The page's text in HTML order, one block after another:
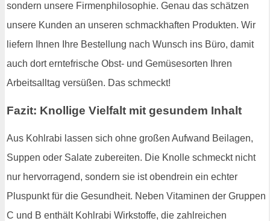
sondern unsere Firmenphilosophie. Genau das schätzen
unsere Kunden an unseren schmackhaften Produkten. Wir
liefern Ihnen Ihre Bestellung nach Wunsch ins Büro, damit
auch dort erntefrische Obst- und Gemüsesorten Ihren
Arbeitsalltag versüßen. Das schmeckt!
Fazit: Knollige Vielfalt mit gesundem Inhalt
Aus Kohlrabi lassen sich ohne großen Aufwand Beilagen,
Suppen oder Salate zubereiten. Die Knolle schmeckt nicht
nur hervorragend, sondern sie ist obendrein ein echter
Pluspunkt für die Gesundheit. Neben Vitaminen der Gruppen
C und B enthält Kohlrabi Wirkstoffe, die zahlreichen